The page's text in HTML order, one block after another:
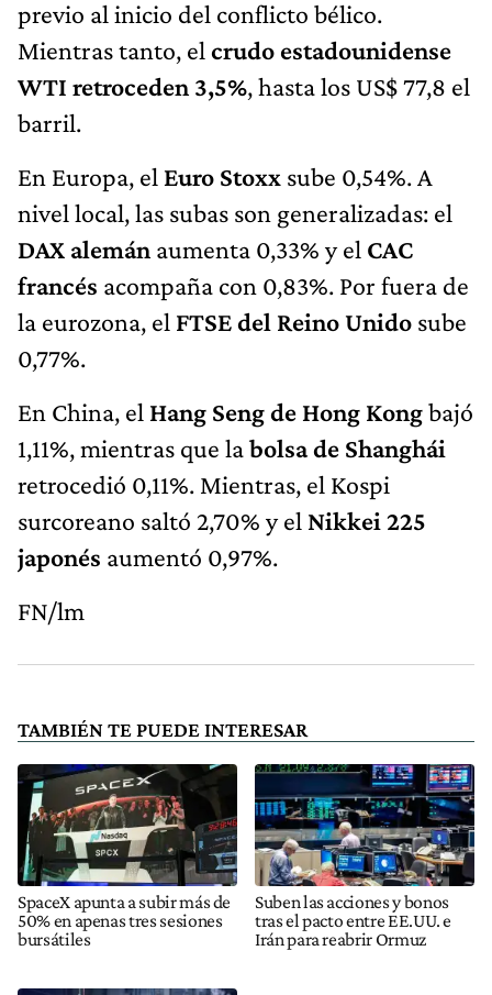
previo al inicio del conflicto bélico.
Mientras tanto, el crudo estadounidense
WTI retroceden 3,5%, hasta los US$ 77,8 el
barril.
En Europa, el Euro Stoxx sube 0,54%. A
nivel local, las subas son generalizadas: el
DAX alemán aumenta 0,33% y el CAC
francés acompaña con 0,83%. Por fuera de
la eurozona, el FTSE del Reino Unido sube
0,77%.
En China, el Hang Seng de Hong Kongbajó
1,11%, mientras que labolsa de Shanghái
retrocedió 0,11%. Mientras, el Kospi
surcoreano saltó 2,70% y el Nikkei 225
japonés aumentó 0,97%.
FN/lm
TAMBIÉN TE PUEDE INTERESAR
SpaceX apunta a subir más de
50% en apenas tres sesiones
bursátiles
Suben las acciones y bonos
tras el pacto entre EE.UU. e
Irán para reabrir Ormuz